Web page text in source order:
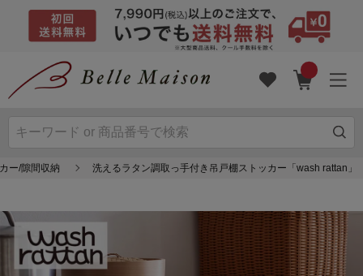
ー/隙間収納 洗えるラタン調取っ手付き吊戸棚ストッカー「wash rattan」